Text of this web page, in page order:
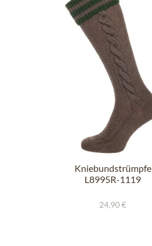
Kniebundstrümpfe
L8995R-1119
24,90 €